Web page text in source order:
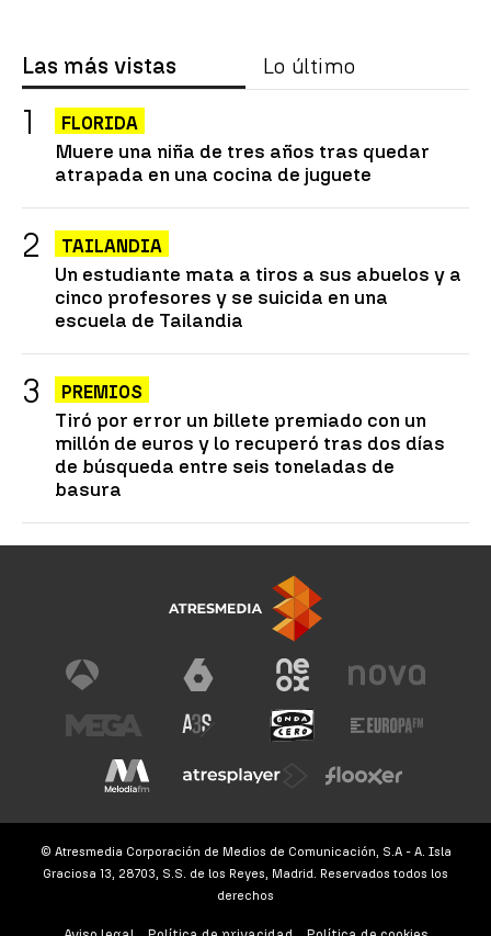
Las más vistas Lo último
FLORIDA
Muere una niña de tres años tras quedar
atrapada en una cocina de juguete
TAILANDIA
Un estudiante mata a tiros a sus abuelos y a
cinco profesores y se suicida en una
escuela de Tailandia
PREMIOS
Tiró por error un billete premiado con un
millón de euros y lo recuperó tras dos días
de búsqueda entre seis toneladas de
basura
© Atresmedia Corporación de Medios de Comunicación, S.A - A. Isla
Graciosa 13, 28703, S.S. de los Reyes, Madrid. Reservados todos los
derechos